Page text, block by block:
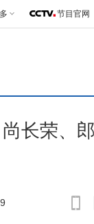
节目官网
长荣、